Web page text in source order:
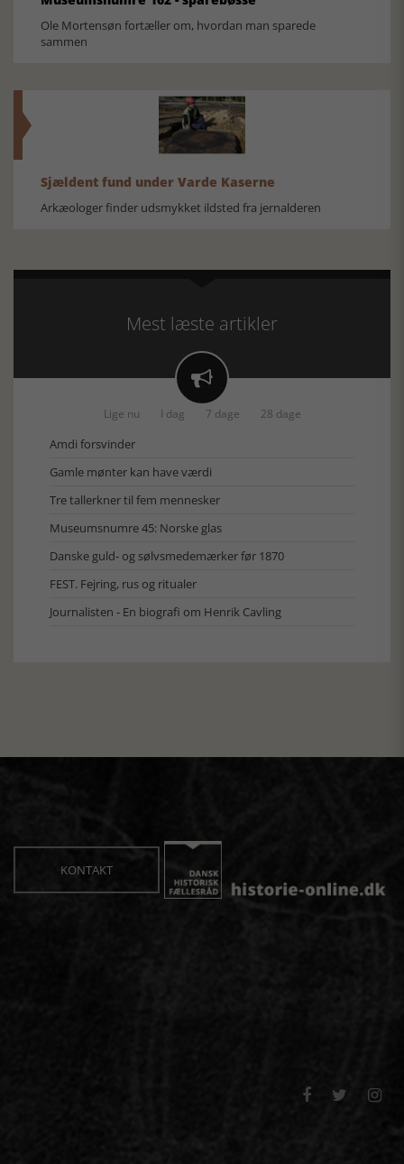
Ole Mortensøn fortæller om, hvordan man sparede
sammen
Sjældent fund under Varde Kaserne
Arkæologer finder udsmykket ildsted fra jernalderen
Mest læste artikler

Lige nu I dag 7 dage 28 dage
Amdi forsvinder
Gamle mønter kan have værdi
Tre tallerkner til fem mennesker
Museumsnumre 45: Norske glas
Danske guld- og sølvsmedemærker før 1870
FEST. Fejring, rus og ritualer
Journalisten - En biografi om Henrik Cavling
KONTAKT
  